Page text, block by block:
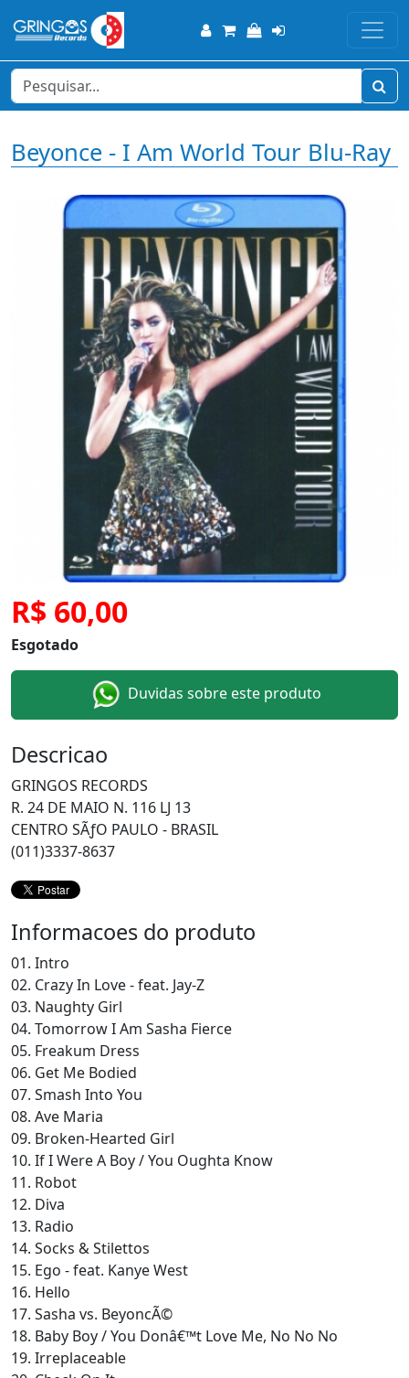
Beyonce - I Am World Tour Blu-Ray
R$ 60,00
Esgotado
Duvidas sobre este produto
Descricao
GRINGOS RECORDS
R. 24 DE MAIO N. 116 LJ 13
CENTRO SÃƒO PAULO - BRASIL
(011)3337-8637
Informacoes do produto
01. Intro
02. Crazy In Love - feat. Jay-Z
03. Naughty Girl
04. Tomorrow I Am Sasha Fierce
05. Freakum Dress
06. Get Me Bodied
07. Smash Into You
08. Ave Maria
09. Broken-Hearted Girl
10. If I Were A Boy / You Oughta Know
11. Robot
12. Diva
13. Radio
14. Socks & Stilettos
15. Ego - feat. Kanye West
16. Hello
17. Sasha vs. BeyoncÃ©
18. Baby Boy / You Donâ€™t Love Me, No No No
19. Irreplaceable